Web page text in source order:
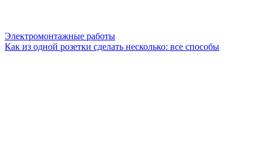
Электромонтажные работы
Как из одной розетки сделать несколько: все способы